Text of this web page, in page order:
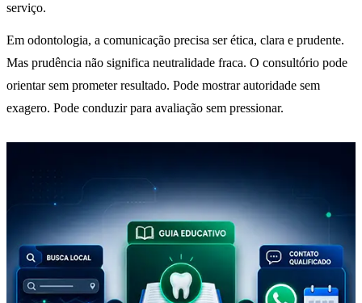
serviço.
Em odontologia, a comunicação precisa ser ética, clara e prudente.
Mas prudência não significa neutralidade fraca. O consultório pode
orientar sem prometer resultado. Pode mostrar autoridade sem
exagero. Pode conduzir para avaliação sem pressionar.